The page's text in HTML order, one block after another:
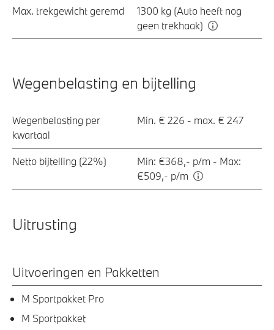
Max. trekgewicht geremd
1300 kg (Auto heeft nog
geen trekhaak)
Wegenbelasting en bijtelling
Wegenbelasting per
kwartaal
Min. € 226 - max. € 247
Netto bijtelling (22%)
Min: €368,- p/m - Max:
€509,- p/m
Uitrusting
Uitvoeringen en Pakketten
M Sportpakket Pro
M Sportpakket